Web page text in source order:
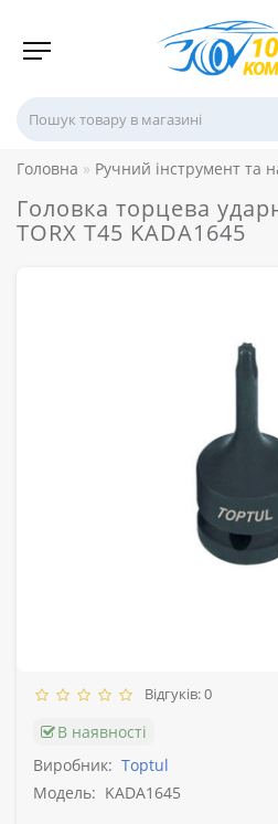
Головна Ручний інструмент та
Головка торцева
TORX T45 KADA1645
Відгуків: 0
В наявності
Виробник: Toptul
Модель: KADA1645